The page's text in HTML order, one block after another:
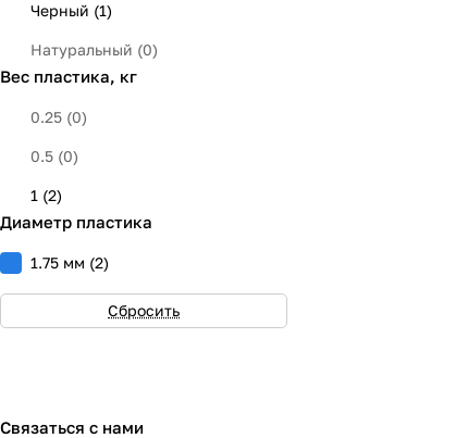
Черный (1)
Натуральный (0)
Вес пластика, кг
0.25 (0)
0.5 (0)
1 (2)
Диаметр пластика
1.75 мм (2)
Сбросить
Связаться с нами